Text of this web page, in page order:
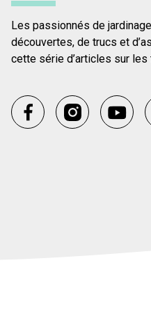
Les passionnés de
découvertes, de trucs et
cette série d’articles sur les